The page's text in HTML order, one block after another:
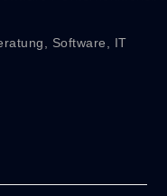
Software, IT